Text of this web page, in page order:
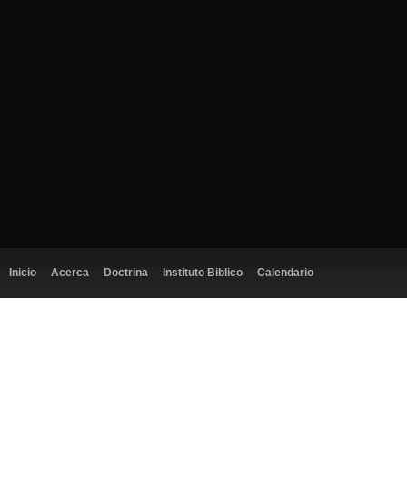
Inicio Acerca Doctrina Instituto Biblico Calendario